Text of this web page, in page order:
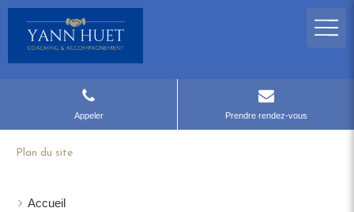
Appeler Prendre rendez-vous
Plan du site
Accueil